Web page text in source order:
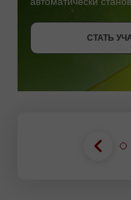
СТАТЬ
СТАТЬ